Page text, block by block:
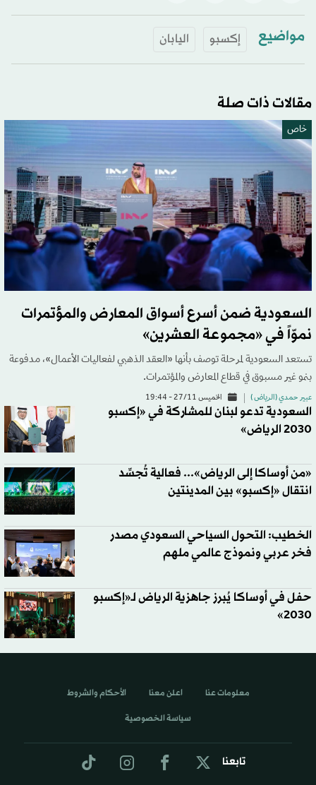
مواضيع إكسبو اليابان
مقالات ذات صلة
خاص
السعودية ضمن أسرع أسواق المعارض والمؤتمرات
نموّاً في «مجموعة العشرين»
تستعد السعودية لمرحلة توصف بأنها «العقد الذهبي لفعاليات الأعمال»، مدفوعة
بنمو غير مسبوق في قطاع المعارض والمؤتمرات.
عبير حمدي (الرياض ) الخميس 27/11 - 19:44
السعودية تدعو لبنان للمشاركة في «إكسبو
2030 الرياض»
«من أوساكا إلى الرياض»... فعالية تُجسِّد
انتقال «إكسبو» بين المدينتين
الخطيب: التحول السياحي السعودي مصدر
فخر عربي ونموذج عالمي ملهم
حفل في أوساكا يُبرز جاهزية الرياض لـ«إكسبو
2030»
تابعنا
معلومات عنا اعلن معنا الأحكام والشروط
سياسة الخصوصية